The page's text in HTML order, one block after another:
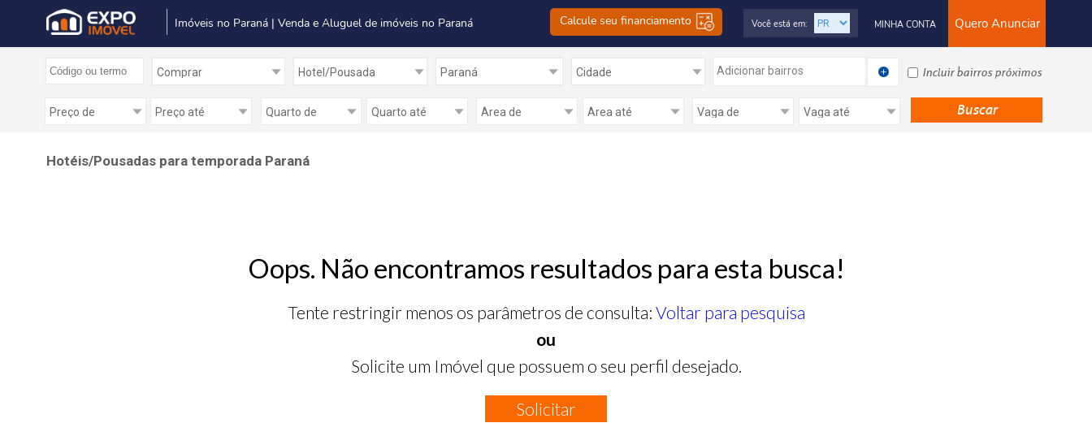
Imóveis no Paraná | Venda e Aluguel de imóveis no Paraná Calcule seu financiamento Quero Anunciar
MINHA CONTA
Você está em:
Adicionar bairros Incluir bairros próximos
Hotéis/Pousadas para temporada Paraná
Oops. Não encontramos resultados para esta busca!
Tente restringir menos os parâmetros de consulta: Voltar para pesquisa
ou
Solicite um Imóvel que possuem o seu perfil desejado.
Solicitar